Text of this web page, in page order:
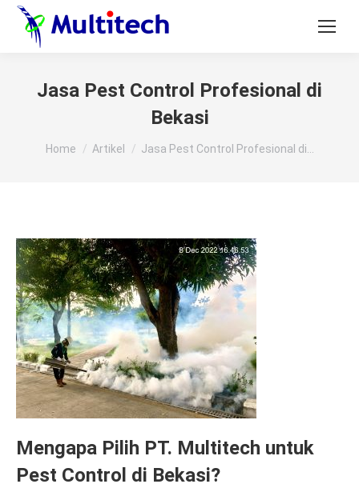
Jasa Pest Control Profesional di
Bekasi
You are here:
Home Artikel Jasa Pest Control Profesional di…
Mengapa Pilih PT. Multitech untuk
Pest Control di Bekasi?